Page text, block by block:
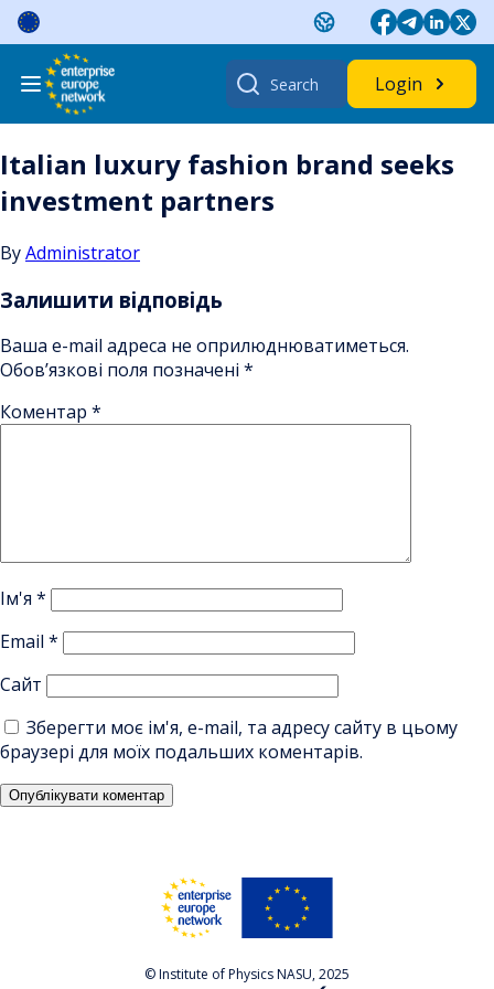
Skip
content
Search
for:
Login
Italian luxury fashion brand seeks
investment partners
ByAdministrator
Залишити відповідь
Ваша e-mail адреса не оприлюднюватиметься.
Обов’язкові поля позначені *
Коментар *
Ім'я *
Email *
Сайт
Зберегти моє ім'я, e-mail, та адресу сайту в цьому
браузері для моїх подальших коментарів.
© Institute of Physics NASU, 2025